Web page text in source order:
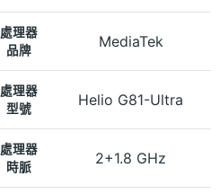
處理器
品牌
MediaTek
處理器
型號
Helio G81-Ultra
處理器
時脈
2+1.8 GHz